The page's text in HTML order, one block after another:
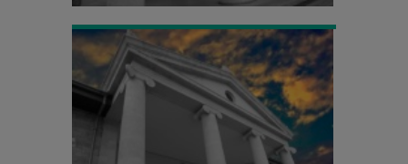
Υποβολή
αιτήσεων
Μετεγγραφές